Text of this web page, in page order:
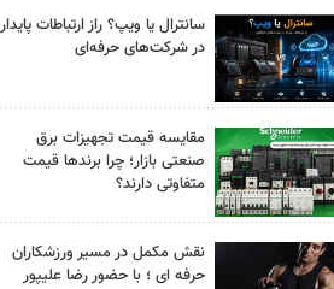
سانترال یا ویپ؟ راز ارتباطات پایدار
در شرکت‌های حرفه‌ای
مقایسه قیمت تجهیزات برق
صنعتی بازار؛ چرا برندها قیمت
متفاوتی دارند؟
نقش مکمل در مسیر ورزشکاران
حرفه ای ؛ با حضور رضا علیپور